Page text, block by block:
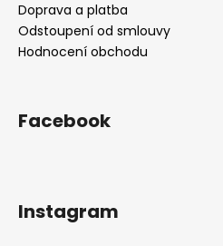
Doprava a platba
Odstoupení od smlouvy
Hodnocení obchodu
Facebook
Instagram